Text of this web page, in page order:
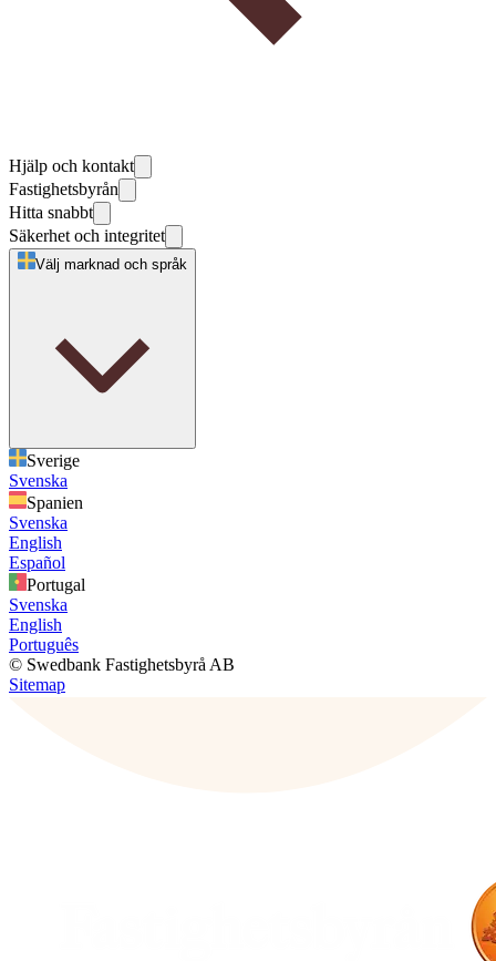
Hjälp och kontakt
Fastighetsbyrån
Hitta snabbt
Säkerhet och integritet
Välj marknad och språk
Sverige
Svenska
Spanien
Svenska
English
Español
Portugal
Svenska
English
Português
© Swedbank Fastighetsbyrå AB
Sitemap